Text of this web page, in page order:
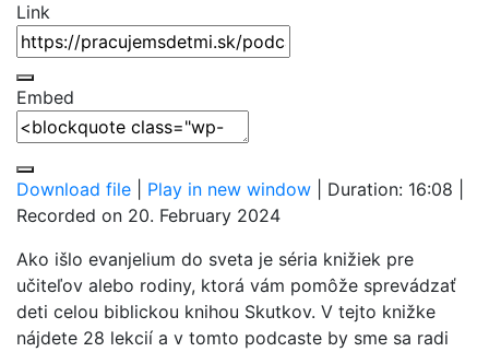
Link
Embed
Download file Play in new window Duration: 16:08
Recorded on 20. February 2024
Ako išlo evanjelium do sveta je séria knižiek pre
učiteľov alebo rodiny, ktorá vám pomôže sprevádzať
deti celou biblickou knihou Skutkov. V tejto knižke
nájdete 28 lekcií a v tomto podcaste by sme sa radi